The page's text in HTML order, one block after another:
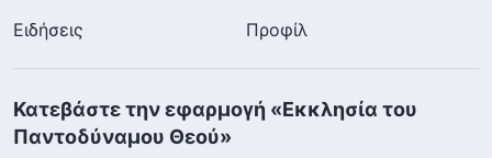
Ειδήσεις
Προφίλ
Κατεβάστε την εφαρμογή «Εκκλησία του
Παντοδύναμου Θεού»